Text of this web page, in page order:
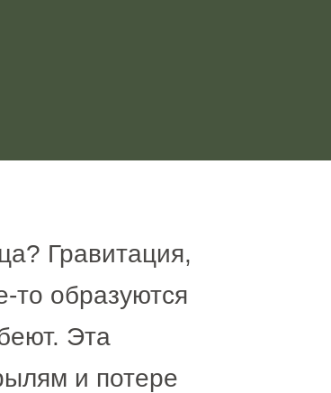
Гравитация,
то образуются
Эта
и потере